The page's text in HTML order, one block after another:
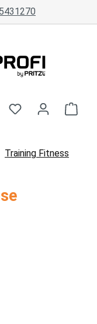
Training Fitness